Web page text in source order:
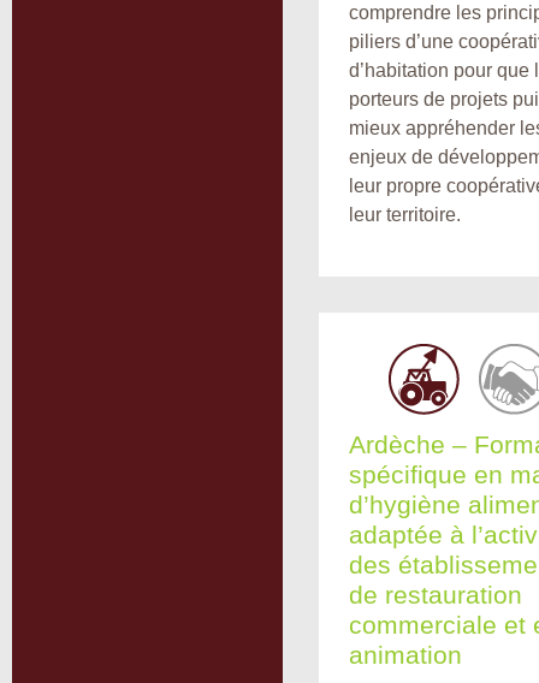
comprendre les
piliers d’une
d’habitation pour que
porteurs de projets
mieux appréhender
enjeux de
leur propre
leur territoire.
Ardèche –
spécifique en
d’hygiène
adaptée à
des
de restauration
commerciale et
animation